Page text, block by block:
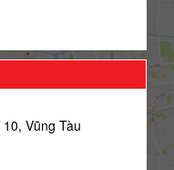
Vũng Tàu